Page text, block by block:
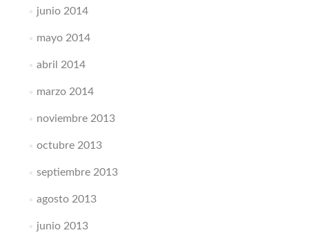
junio 2014
mayo 2014
abril 2014
marzo 2014
noviembre 2013
octubre 2013
septiembre 2013
agosto 2013
junio 2013